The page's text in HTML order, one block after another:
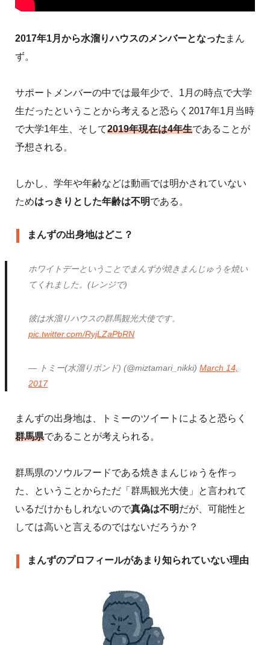
2017年1月から水溜りハウスのメンバーとなった まん
ず。
サポートメンバーの中では最年少で、1月の時点で大学
生だったということから考えると恐らく2017年1月当時
で大学1年生、そして2019年現在は4年生であることが
予想される。
しかし、学年や年齢などは動画では明かされていない
ためはっきりとした年齢は不明である。
まんずの出身地はどこ？
ホワイトデーということでまんずが焼きまんじゅうを焼い
てくれました。(レンジで)
彼は水溜りハウスの群馬観光大使です。
pic.twitter.com/RyjLZaPbRN
— トミー(水溜りボンド) (@miztamari_nikki)March 14,
2017
まんずの出身地は、トミーのツイートによると恐らく
群馬県であることが考えられる。
群馬県のソウルフードである焼きまんじゅうを作っ
た、ということからただ「群馬観光大使」と言われて
いるだけかもしれないので真偽は不明だが、可能性と
しては高いと言えるのではないだろうか？
まんずのプロフィールがあまり知られていない理由